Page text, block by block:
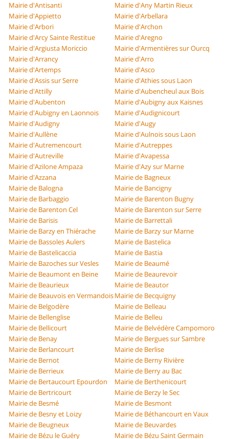
Mairie d'Antisanti
Mairie d'Any Martin Rieux
Mairie d'Appietto
Mairie d'Arbellara
Mairie d'Arbori
Mairie d'Archon
Mairie d'Arcy Sainte Restitue
Mairie d'Aregno
Mairie d'Argiusta Moriccio
Mairie d'Armentières sur Ourcq
Mairie d'Arrancy
Mairie d'Arro
Mairie d'Artemps
Mairie d'Asco
Mairie d'Assis sur Serre
Mairie d'Athies sous Laon
Mairie d'Attilly
Mairie d'Aubencheul aux Bois
Mairie d'Aubenton
Mairie d'Aubigny aux Kaisnes
Mairie d'Aubigny en Laonnois
Mairie d'Audignicourt
Mairie d'Audigny
Mairie d'Augy
Mairie d'Aullène
Mairie d'Aulnois sous Laon
Mairie d'Autremencourt
Mairie d'Autreppes
Mairie d'Autreville
Mairie d'Avapessa
Mairie d'Azilone Ampaza
Mairie d'Azy sur Marne
Mairie d'Azzana
Mairie de Bagneux
Mairie de Balogna
Mairie de Bancigny
Mairie de Barbaggio
Mairie de Barenton Bugny
Mairie de Barenton Cel
Mairie de Barenton sur Serre
Mairie de Barisis
Mairie de Barrettali
Mairie de Barzy en Thiérache
Mairie de Barzy sur Marne
Mairie de Bassoles Aulers
Mairie de Bastelica
Mairie de Bastelicaccia
Mairie de Bastia
Mairie de Bazoches sur Vesles
Mairie de Beaumé
Mairie de Beaumont en Beine
Mairie de Beaurevoir
Mairie de Beaurieux
Mairie de Beautor
Mairie de Beauvois en VermandoisMairie de Becquigny
Mairie de Belgodère
Mairie de Belleau
Mairie de Bellenglise
Mairie de Belleu
Mairie de Bellicourt
Mairie de Belvédère Campomoro
Mairie de Benay
Mairie de Bergues sur Sambre
Mairie de Berlancourt
Mairie de Berlise
Mairie de Bernot
Mairie de Berny Rivière
Mairie de Berrieux
Mairie de Berry au Bac
Mairie de Bertaucourt Epourdon
Mairie de Berthenicourt
Mairie de Bertricourt
Mairie de Berzy le Sec
Mairie de Besmé
Mairie de Besmont
Mairie de Besny et Loizy
Mairie de Béthancourt en Vaux
Mairie de Beugneux
Mairie de Beuvardes
Mairie de Bézu le Guéry
Mairie de Bézu Saint Germain